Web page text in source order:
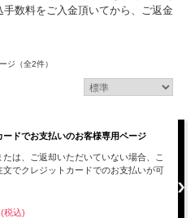
数料をご入金頂いてから、ご返金
ジ （全2件）
ードでお支払いのお客様専用ページ
は、ご返却いただいていない場合、こ
文でクレジットカードでのお支払いが可
税込)